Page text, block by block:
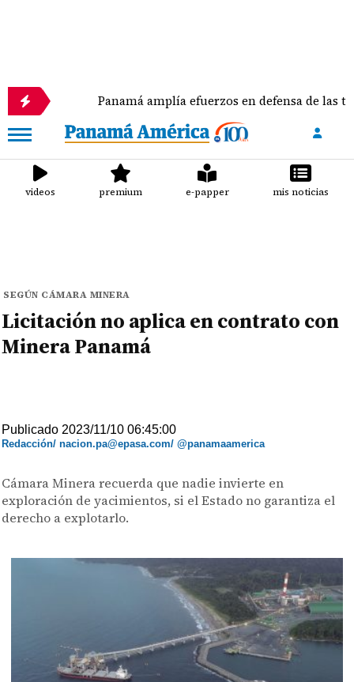
Panamá amplía efuerzos en defensa de las
videos premium e-papper mis noticias
SEGÚN CÁMARA MINERA
Licitación no aplica en contrato con
Minera Panamá
Publicado 2023/11/10 06:45:00
Redacción/ nacion.pa@epasa.com/ @panamaamerica
Cámara Minera recuerda que nadie invierte en
exploración de yacimientos, si el Estado no garantiza el
derecho a explotarlo.